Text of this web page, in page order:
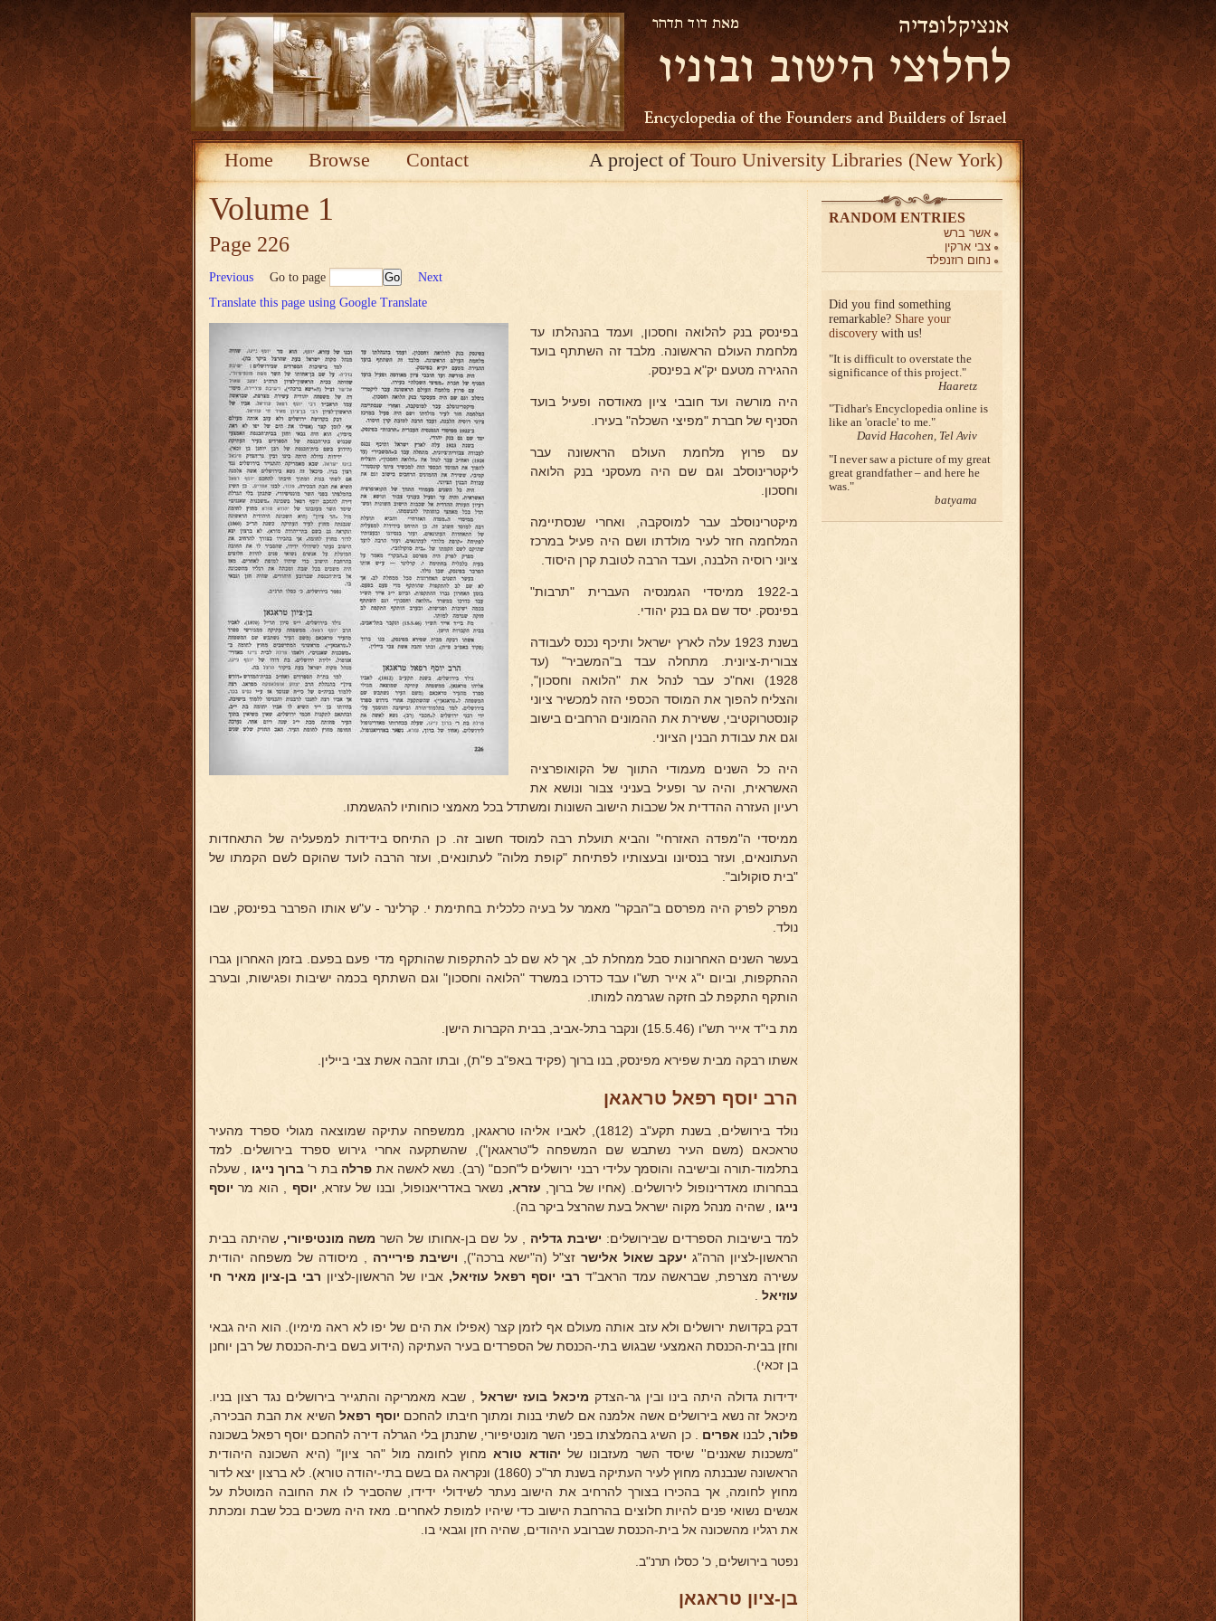
Home Browse Contact A project ofTouro University Libraries (New York)
Volume 1
Page 226
Previous Go to page
Next
Translate this page using Google Translate
בפינסק בנק להלואה וחסכון, ועמד בהנהלתו עד
מלחמת העולם הראשונה. מלבד זה השתתף בועד
ההגירה מטעם יק"א בפינסק.
היה מורשה ועד חובבי ציון מאודסה ופעיל בועד
הסניף של חברת "מפיצי השכלה" בעירו.
עם פרוץ מלחמת העולם הראשונה עבר
ליקטרינוסלב וגם שם היה מעסקני בנק הלואה
וחסכון.
מיקטרינוסלב עבר למוסקבה, ואחרי שנסתיימה
המלחמה חזר לעיר מולדתו ושם היה פעיל במרכז
ציוני רוסיה הלבנה, ועבד הרבה לטובת קרן היסוד.
ב-1922 ממיסדי הגמנסיה העברית "תרבות"
בפינסק. יסד שם גם בנק יהודי.
בשנת 1923 עלה לארץ ישראל ותיכף נכנס לעבודה
צבורית-ציונית. מתחלה עבד ב"המשביר" (עד
1928) ואח"כ עבר לנהל את "הלואה וחסכון",
והצליח להפוך את המוסד הכספי הזה למכשיר ציוני
קונסטרוקטיבי, ששירת את ההמונים הרחבים בישוב
וגם את עבודת הבנין הציוני.
היה כל השנים מעמודי התווך של הקואופרציה
האשראית, והיה ער ופעיל בעניני צבור ונושא את
רעיון העזרה ההדדית אל שכבות הישוב השונות ומשתדל בכל מאמצי כוחותיו להגשמתו.
ממיסדי ה"מפדה האזרחי" והביא תועלת רבה למוסד חשוב זה. כן התיחס בידידות למפעליה של התאחדות
העתונאים, ועזר בנסיונו ובעצותיו לפתיחת "קופת מלוה" לעתונאים, ועזר הרבה לועד שהוקם לשם הקמתו של
"בית סוקולוב".
מפרק לפרק היה מפרסם ב"הבקר" מאמר על בעיה כלכלית בחתימת י. קרלינר - ע"ש אותו הפרבר בפינסק, שבו
נולד.
בעשר השנים האחרונות סבל ממחלת לב, אך לא שם לב להתקפות שהותקף מדי פעם בפעם. בזמן האחרון גברו
ההתקפות, וביום י"ג אייר תש"ו עבד כדרכו במשרד "הלואה וחסכון" וגם השתתף בכמה ישיבות ופגישות, ובערב
הותקף התקפת לב חזקה שגרמה למותו.
מת בי"ד אייר תש"ו (15.5.46) ונקבר בתל-אביב, בבית הקברות הישן.
אשתו רבקה מבית שפירא מפינסק, בנו ברוך (פקיד באפ"ב פ"ת), ובתו זהבה אשת צבי ביילין.
הרב יוסף רפאל טראגאן
נולד בירושלים, בשנת תקע"ב (1812), לאביו אליהו טראגאן, ממשפחה עתיקה שמוצאה מגולי ספרד מהעיר
טראכאם (משם העיר נשתבש שם המשפחה ל"טראגאן"), שהשתקעה אחרי גירוש ספרד בירושלים. למד
בתלמוד-תורה ובישיבה והוסמך עלידי רבני ירושלים ל"חכם" (רב). נשא לאשה את פרלהבת ר' ברוך נייגו , שעלה
בבחרותו מאדרינופול לירושלים. (אחיו של ברוך, עזרא, נשאר באדריאנופול, ובנו של עזרא, יוסף , הוא מר יוסף
נייגו , שהיה מנהל מקוה ישראל בעת שהרצל ביקר בה).
למד בישיבות הספרדים שבירושלים: ישיבת גדליה , על שם בן-אחותו של השר משה מונטיפיורי, שהיתה בבית
הראשון-לציון הרה"ג יעקב שאול אלישר זצ"ל (ה"ישא ברכה"), וישיבת פיריירה , מיסודה של משפחה יהודית
עשירה מצרפת, שבראשה עמד הראב"ד רבי יוסף רפאל עוזיאל, אביו של הראשון-לציון רבי בן-ציון מאיר חי
עוזיאל
דבק בקדושת ירושלים ולא עזב אותה מעולם אף לזמן קצר (אפילו את הים של יפו לא ראה מימיו). הוא היה גבאי
וחזן בבית-הכנסת האמצעי שבגוש בתי-הכנסת של הספרדים בעיר העתיקה (הידוע בשם בית-הכנסת של רבן יוחנן
בן זכאי).
ידידות גדולה היתה בינו ובין גר-הצדק מיכאל בועז ישראל , שבא מאמריקה והתגייר בירושלים נגד רצון בניו.
מיכאל זה נשא בירושלים אשה אלמנה אם לשתי בנות ומתוך חיבתו להחכם יוסף רפאלהשיא את הבת הבכירה,
פלור, לבנו אפרים . כן השיג בהמלצתו בפני השר מונטיפיורי, שתנתן בלי הגרלה דירה להחכם יוסף רפאל בשכונה
"משכנות שאננים'' שיסד השר מעזבונו של יהודא טוראמחוץ לחומה מול "הר ציון" (היא השכונה היהודית
הראשונה שנבנתה מחוץ לעיר העתיקה בשנת תר"כ (1860) ונקראה גם בשם בתי-יהודה טורא). לא ברצון יצא לדור
מחוץ לחומה, אך בהכירו בצורך להרחיב את הישוב נעתר לשידולי ידידו, שהסביר לו את החובה המוטלת על
אנשים נשואי פנים להיות חלוצים בהרחבת הישוב כדי שיהיו למופת לאחרים. מאז היה משכים בכל שבת ומכתת
את רגליו מהשכונה אל בית-הכנסת שברובע היהודים, שהיה חזן וגבאי בו.
נפטר בירושלים, כ' כסלו תרנ"ב.
בן-ציון טראגאן
RANDOM ENTRIES
אשר ברש
צבי ארקין
נחום רוזנפלד
Did you find something
remarkable? Share your
discovery with us!
It is difficult to overstate the
significance of this project.
Haaretz
Tidhar's Encyclopedia online is
like an 'oracle' to me.
David Hacohen, Tel Aviv
I never saw a picture of my great
great grandfather – and here he
was.
batyama